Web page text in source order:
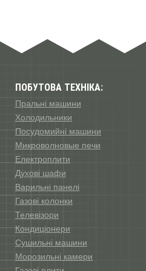
ПОБУТОВА ТЕХНІКА:
Пральні машини
Холодильники
Посудомийні машини
Микроволновые печи
Електроплити
Духові шафи
Варильні панелі
Газові колонки
Телевізори
Кондиціонери
Сушильні машини
Морозильні камери